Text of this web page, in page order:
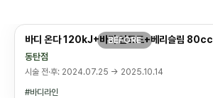
바디 온다 120kJ+바디 인모드+베리슬림 80cc
동탄점
시술 전·후: 2024.07.25 → 2025.10.14
바디라인